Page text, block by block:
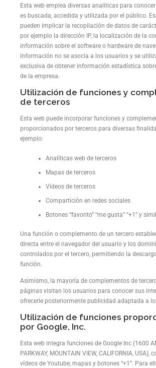
Esta web emplea diversas analíticas para
es buscada, accedida y utilizada por el público.
pueden implicar la recopilación de datos de
por ejemplo la dirección IP, la localización de la
información sobre el software o hardware de
información no se asocia a los usuarios y se
exclusiva de obtener información estadística
de la empresa.
Utilización de funciones y
de terceros
Esta web puede incorporar funciones y
proporcionados por terceros para diversas
ejemplo:
Analíticas web de terceros
Mapas de terceros
Vídeos de terceros
Compartición en redes sociales
Botones “favorito” “me gusta” “+1” y
Una función o complemento de un tercero
directa entre el navegador del usuario y los
controlados por el tercero, permitiendo la
función.
Asimismo, la mayoría de complementos de
páginas visitan los usuarios para conocer sus
ofrecerle posteriormente publicidad adaptada a
Utilización de funciones
por Google, Inc.
Esta web integra funciones de Google Inc (1600
PARKWAY, MOUNTAIN VIEW, CALIFORNIA, USA),
vídeos de Youtube, mapas y botones “+1”. Para